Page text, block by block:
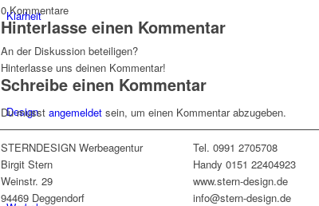
Klarheit
Design
0 Kommentare
Hinterlasse einen Kommentar
An der Diskussion beteiligen?
Hinterlasse uns deinen Kommentar!
Schreibe einen Kommentar
Du musst angemeldet sein, um einen Kommentar abzugeben.
STERNDESIGN Werbeagentur
Birgit Stern
Weinstr. 29
94469 Deggendorf
Tel. 0991 2705708
Handy 0151 22404923
www.stern-design.de
info@stern-design.de